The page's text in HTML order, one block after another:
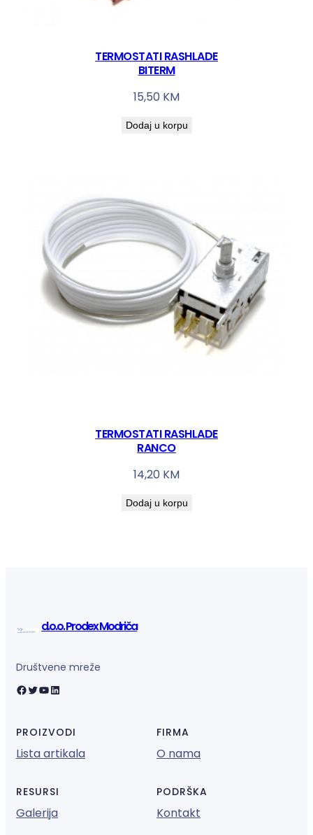
TERMOSTATI RASHLADE
BITERM
15,50 KM
Dodaj u korpu
TERMOSTATI RASHLADE
RANCO
14,20 KM
Dodaj u korpu
d.o.o. Prodex Modriča
Društvene mreže
Facebook Twitter YouTube LinkedIn
PROIZVODI
Lista artikala
FIRMA
O nama
RESURSI
Galerija
PODRŠKA
Kontakt